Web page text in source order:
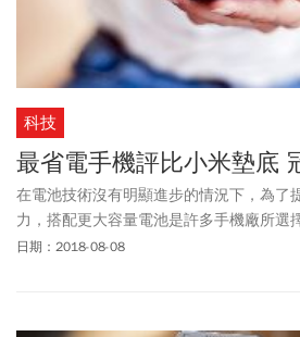
科技
最省電手機評比小米墊底
在電池技術沒有明顯進步的情況下，為了
力，搭配更大容量電池是許多手機廠所選
航力長，並不一定代表著「手機省電」。
日期：2018-08-08